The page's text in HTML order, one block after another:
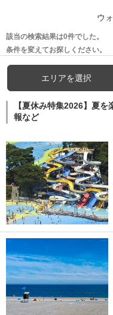
ウ
該当の検索結果は0件でした。
条件を変えてお探しください。
エリアを選択
【夏休み特集2026】夏
報など